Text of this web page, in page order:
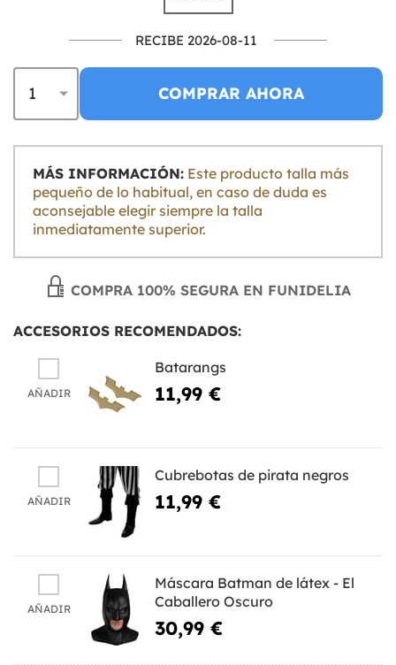
RECIBE 2026-08-11
COMPRAR AHORA
MÁS INFORMACIÓN:
pequeño de lo habitual, en caso de duda es
aconsejable elegir siempre la talla
inmediatamente superior.
COMPRA 100% SEGURA EN FUNIDELIA
ACCESORIOS RECOMENDADOS:
AÑADIR
Batarangs
11,99 €
AÑADIR
Cubrebotas de pirata negros
11,99 €
AÑADIR
Máscara Batman de látex - El
Caballero Oscuro
30,99 €